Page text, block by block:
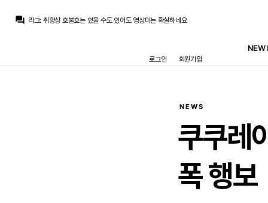
question_answer 라그: 취향상 호불호는 있을 수도 있어도 영상미는 확실하네요
걔는 바르샤가도 작년에 카라레스샀으니 어쩔수없지하고 체념한 사람이 절반은 됐을테니
NEW
로그인 회원가입
NEWS
쿠쿠레
폭 행보